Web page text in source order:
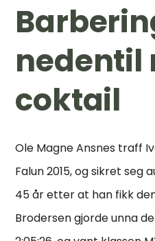
nedentil
coktail
Ole Magne Ansnes traff
Falun 2015, og sikret seg
45 år etter at han fikk
Brodersen gjorde unna